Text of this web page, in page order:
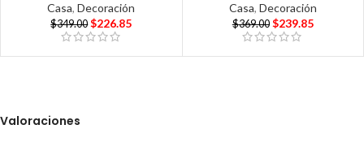
Casa,Decoración
$349.00 $226.85
Casa, Decoración
$369.00 $239.85
Valoraciones